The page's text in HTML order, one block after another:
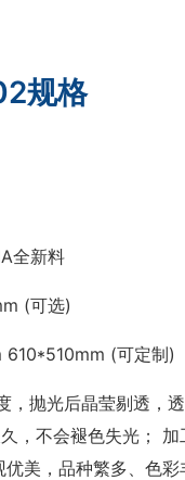
规格
全新料
(可选)
(可定制)
，抛光后晶莹剔透，
，不会褪色失光；
美，品种繁多、色彩